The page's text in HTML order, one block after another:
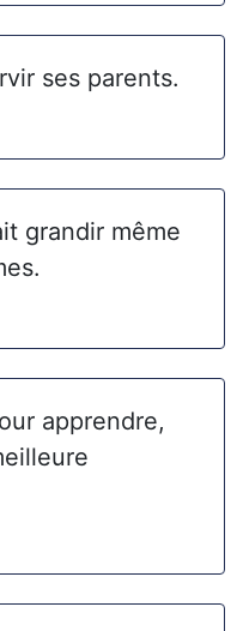
ses parents.
grandir même
apprendre,